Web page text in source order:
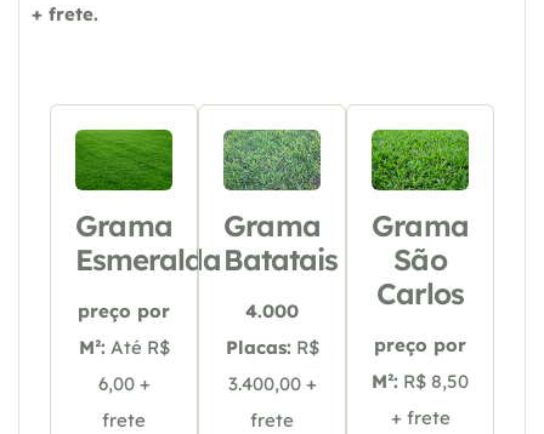
+ frete.
Grama
Esmeralda
preço por
M²: Até R$
6,00 +
frete
Grama
Batatais
4.000
Placas: R$
3.400,00 +
frete
Grama
São
Carlos
preço por
M²: R$ 8,50
+ frete